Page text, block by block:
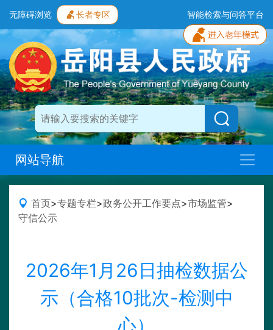
无障碍浏览 长者专区 智能检索与问答平台
网站导航
首页>专题专栏>政务公开工作要点>市场监管>
守信公示
2026年1月26日抽检数据公
示（合格10批次-检测中
心）